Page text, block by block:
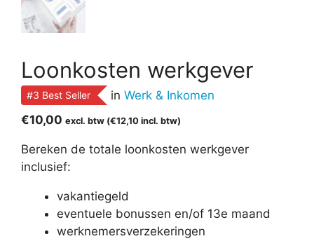
Loonkosten werkgever
#3 Best Seller in Werk & Inkomen
€10,00 excl. btw (€12,10 incl. btw)
Bereken de totale loonkosten werkgever
inclusief:
vakantiegeld
eventuele bonussen en/of 13e maand
werknemersverzekeringen